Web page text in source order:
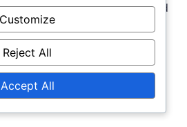
η Minnesota United
την επόμενη γενιά
μια αγάπη για τον
και ομάδες
Customize
Reject All
Accept All